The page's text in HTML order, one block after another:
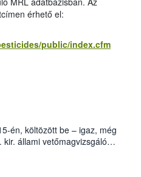
érhető el:
public/index.cfm
én, költözött be – igaz, még
állami vetőmagvizsgáló
alatti, Czigler Győző által